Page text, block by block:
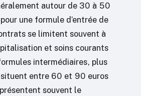
autour de 30 à 50
une formule d’entrée de
se limitent souvent à
et soins courants
intermédiaires, plus
situent entre 60 et 90 euros
souvent le